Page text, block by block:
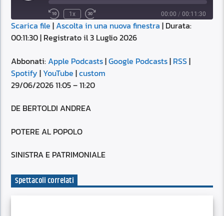
1x 00:00 / 00:11:30
SUBSCRIBE SHARE
Apple Podcasts Google Podcasts
YouTube
SHARE
LINK
Scarica file |Ascolta in una nuova finestra | Durata:
00:11:30| Registrato il 3 Luglio 2026
Abbonati:Apple Podcasts|Google Podcasts| RSS|
Spotify | YouTube |custom
29/06/2026 11:05 – 11:20
DE BERTOLDI ANDREA
POTERE AL POPOLO
SINISTRA E PATRIMONIALE
Spettacoli correlati